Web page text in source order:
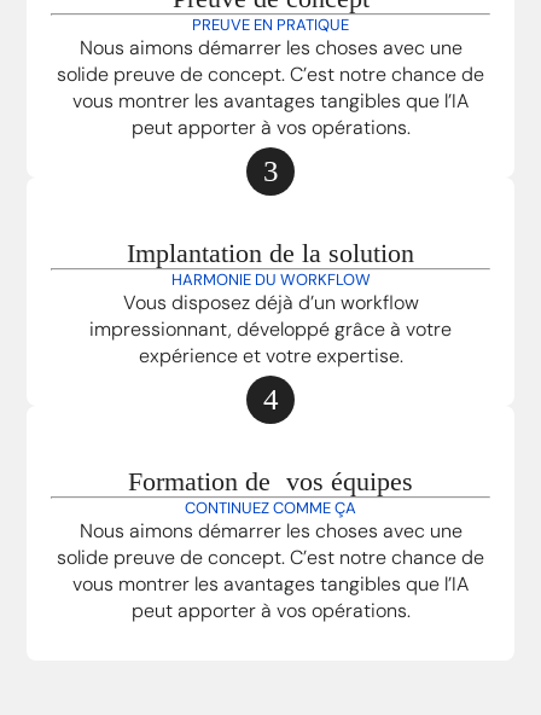
PREUVE EN PRATIQUE
Nous aimons démarrer les choses avec une
solide preuve de concept. C’est notre chance de
vous montrer les avantages tangibles que l’IA
peut apporter à vos opérations.
3
Implantation de la solution
HARMONIE DU WORKFLOW
Vous disposez déjà d’un workflow
impressionnant, développé grâce à votre
expérience et votre expertise.
4
Formation de vos équipes
CONTINUEZ COMME ÇA
Nous aimons démarrer les choses avec une
solide preuve de concept. C’est notre chance de
vous montrer les avantages tangibles que l’IA
peut apporter à vos opérations.